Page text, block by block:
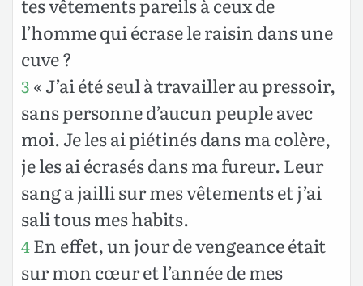
l’homme qui écrase le raisin dans une
cuve ?
3 « J’ai été seul à travailler au pressoir,
sans personne d’aucun peuple avec
moi. Je les ai piétinés dans ma colère,
je les ai écrasés dans ma fureur. Leur
sang a jailli sur mes vêtements et j’ai
sali tous mes habits.
4En effet, un jour de vengeance était
sur mon cœur et l’année de mes